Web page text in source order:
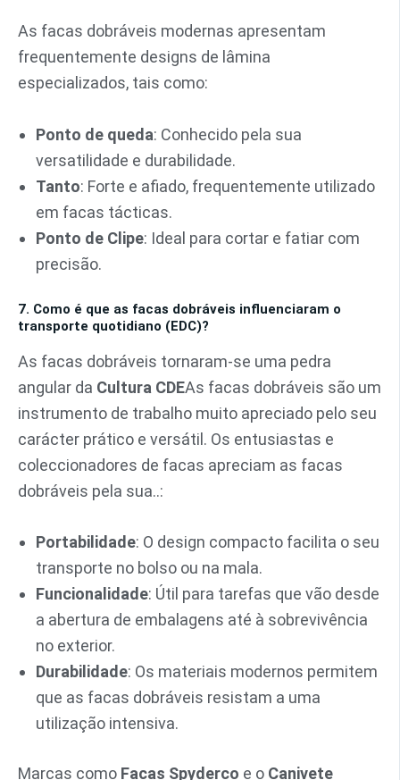
As facas dobráveis modernas apresentam
frequentemente designs de lâmina
especializados, tais como:
Ponto de queda: Conhecido pela sua
versatilidade e durabilidade.
Tanto: Forte e afiado, frequentemente utilizado
em facas tácticas.
Ponto de Clipe: Ideal para cortar e fatiar com
precisão.
7. Como é que as facas dobráveis influenciaram o
transporte quotidiano (EDC)?
As facas dobráveis tornaram-se uma pedra
angular da Cultura CDEAs facas dobráveis são um
instrumento de trabalho muito apreciado pelo seu
carácter prático e versátil. Os entusiastas e
coleccionadores de facas apreciam as facas
dobráveis pela sua..:
Portabilidade: O design compacto facilita o seu
transporte no bolso ou na mala.
Funcionalidade: Útil para tarefas que vão desde
a abertura de embalagens até à sobrevivência
no exterior.
Durabilidade: Os materiais modernos permitem
que as facas dobráveis resistam a uma
utilização intensiva.
Marcas como Facas Spyderco e o Canivete